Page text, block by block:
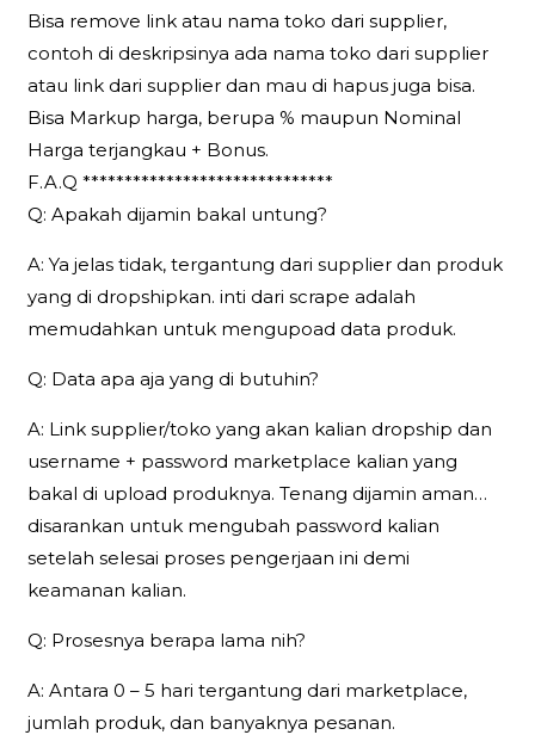
Bisa remove link atau nama toko dari supplier,
contoh di deskripsinya ada nama toko dari supplier
atau link dari supplier dan mau di hapus juga bisa.
Bisa Markup harga, berupa % maupun Nominal
Harga terjangkau + Bonus.
F.A.Q ******************************
Q: Apakah dijamin bakal untung?
A: Ya jelas tidak, tergantung dari supplier dan produk
yang di dropshipkan. inti dari scrape adalah
memudahkan untuk mengupoad data produk.
Q: Data apa aja yang di butuhin?
A: Link supplier/toko yang akan kalian dropship dan
username + password marketplace kalian yang
bakal di upload produknya. Tenang dijamin aman…
disarankan untuk mengubah password kalian
setelah selesai proses pengerjaan ini demi
keamanan kalian.
Q: Prosesnya berapa lama nih?
A: Antara 0 – 5 hari tergantung dari marketplace,
jumlah produk, dan banyaknya pesanan.